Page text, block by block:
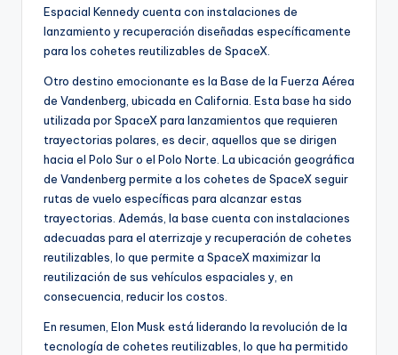
Espacial Kennedy cuenta con instalaciones de
lanzamiento y recuperación diseñadas específicamente
para los cohetes reutilizables de SpaceX.
Otro destino emocionante es la Base de la Fuerza Aérea
de Vandenberg, ubicada en California. Esta base ha sido
utilizada por SpaceX para lanzamientos que requieren
trayectorias polares, es decir, aquellos que se dirigen
hacia el Polo Sur o el Polo Norte. La ubicación geográfica
de Vandenberg permite a los cohetes de SpaceX seguir
rutas de vuelo específicas para alcanzar estas
trayectorias. Además, la base cuenta con instalaciones
adecuadas para el aterrizaje y recuperación de cohetes
reutilizables, lo que permite a SpaceX maximizar la
reutilización de sus vehículos espaciales y, en
consecuencia, reducir los costos.
En resumen, Elon Musk está liderando la revolución de la
tecnología de cohetes reutilizables, lo que ha permitido